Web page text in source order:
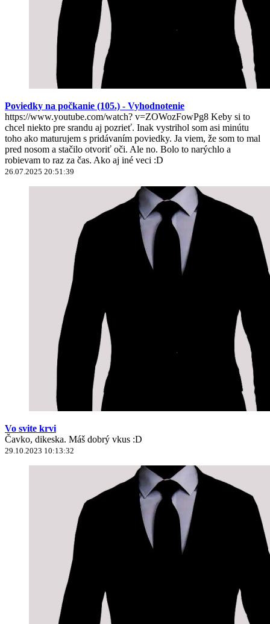
Poviedky na počkanie (105.) - Vyhodnotenie
https://www.youtube.com/watch? v=ZOWozFowPg8 Keby si to
chcel niekto pre srandu aj pozrieť. Inak vystrihol som asi minútu
toho ako maturujem s pridávaním poviedky. Ja viem, že som to mal
pred nosom a stačilo otvoriť oči. Ale no. Bolo to narýchlo a
robievam to raz za čas. Ako aj iné veci :D
26.07.2025 20:51:39
Vo svite krvi
Čavko, dikeska. Máš dobrý vkus :D
29.10.2023 10:13:32